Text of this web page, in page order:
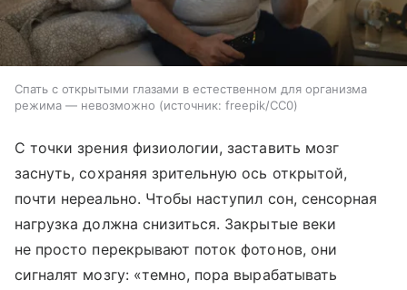
Спать с открытыми глазами в естественном для организма
режима — невозможно
источник: freepik/CC0
С точки зрения физиологии, заставить мозг
заснуть, сохраняя зрительную ось открытой,
почти нереально. Чтобы наступил сон, сенсорная
нагрузка должна снизиться. Закрытые веки
не просто перекрывают поток фотонов, они
сигналят мозгу: «темно, пора вырабатывать